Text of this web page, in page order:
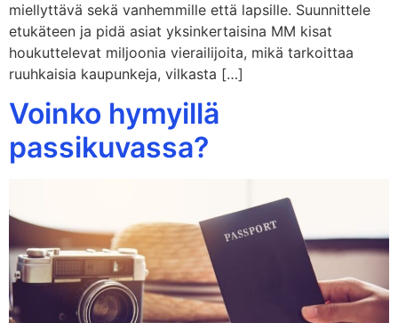
miellyttävä sekä vanhemmille että lapsille. Suunnittele
etukäteen ja pidä asiat yksinkertaisina MM kisat
houkuttelevat miljoonia vierailijoita, mikä tarkoittaa
ruuhkaisia kaupunkeja, vilkasta […]
Voinko hymyillä
passikuvassa?